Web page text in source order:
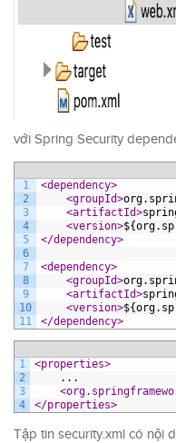
với Spring Security
1
2
3
4
5
6
7
8
9
10
11
<dependency>
<groupId>
<artifactId>
<version>
</dependency>
<dependency>
<groupId>
<artifactId>
<version>
</dependency>
1
2
3
4
<properties>
...
</properties>
Tập tin security.xml có nội